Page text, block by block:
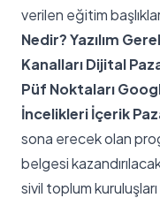
verilen eğitim
Nedir? Yazılım
KanallarıDijital
Püf Noktaları
İncelikleriİçerik
sona erecek olan
belgesi
sivil toplum